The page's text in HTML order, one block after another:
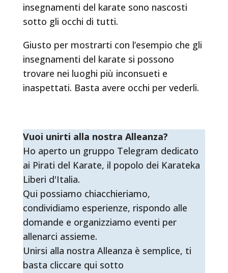
insegnamenti del karate sono nascosti
sotto gli occhi di tutti.
Giusto per mostrarti con l’esempio che gli
insegnamenti del karate si possono
trovare nei luoghi più inconsueti e
inaspettati. Basta avere occhi per vederli.
Vuoi unirti alla nostra Alleanza?
Ho aperto un gruppo Telegram dedicato
ai Pirati del Karate, il popolo dei Karateka
Liberi d'Italia.
Qui possiamo chiacchieriamo,
condividiamo esperienze, rispondo alle
domande e organizziamo eventi per
allenarci assieme.
Unirsi alla nostra Alleanza è semplice, ti
basta cliccare qui sotto